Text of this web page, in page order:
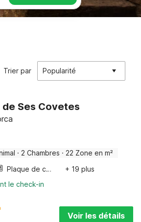
Trier par Popularité
Ses Covetes
· 2 Chambres · 22 Zone en m²
Plaque de cuisson
+ 19 plus
le check-in
Voir les détails